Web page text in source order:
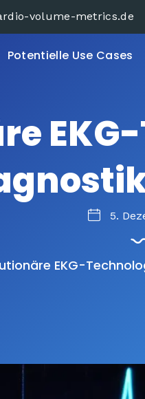
volume-metrics.de
Potentielle Use Cases
5.
EKG-